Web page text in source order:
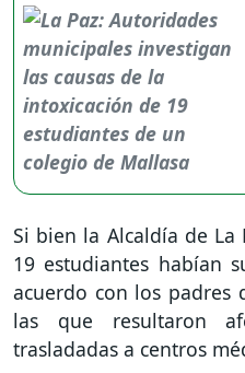
Si bien la Alcaldía de
19 estudiantes habían
acuerdo con los padres
las que resultaron
trasladadas a centros